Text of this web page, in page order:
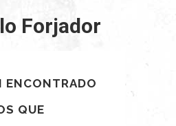
Forjador
ENCONTRADO
QUE